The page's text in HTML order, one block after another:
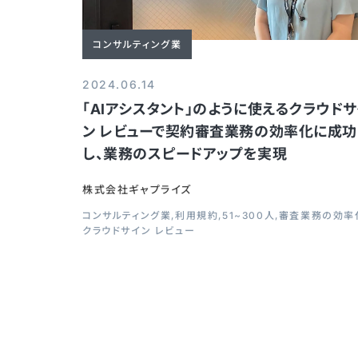
コンサルティング業
2024.06.14
「AIアシスタント」のように使えるクラウド
ン レビューで契約審査業務の効率化に成功
し、業務のスピードアップを実現
株式会社ギャプライズ
コンサルティング業 利用規約 51~300人 審査業務の効率
クラウドサイン レビュー